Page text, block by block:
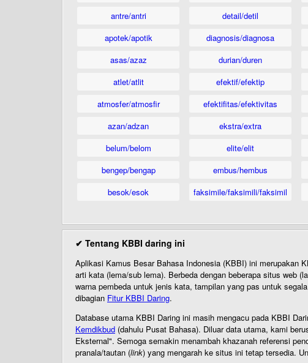
antre/antri
apotek/apotik
asas/azaz
atlet/atlit
atmosfer/atmosfir
azan/adzan
belum/belom
bengep/bengap
besok/esok
detail/detil
diagnosis/diagnosa
durian/duren
efektif/efektip
efektifitas/efektivitas
ekstra/extra
elite/elit
embus/hembus
faksimile/faksimili/faksimil
✔ Tentang KBBI daring ini
Aplikasi Kamus Besar Bahasa Indonesia (KBBI) ini merupakan
arti kata (lema/sub lema). Berbeda dengan beberapa situs web
warna pembeda untuk jenis kata, tampilan yang pas untuk
dibagian Fitur KBBI Daring.
Database utama KBBI Daring ini masih mengacu pada KBBI
Kemdikbud (dahulu Pusat Bahasa). Diluar data utama, kami
Eksternal". Semoga semakin menambah khazanah referensi
pranala/tautan (link) yang mengarah ke situs ini tetap tersedia.